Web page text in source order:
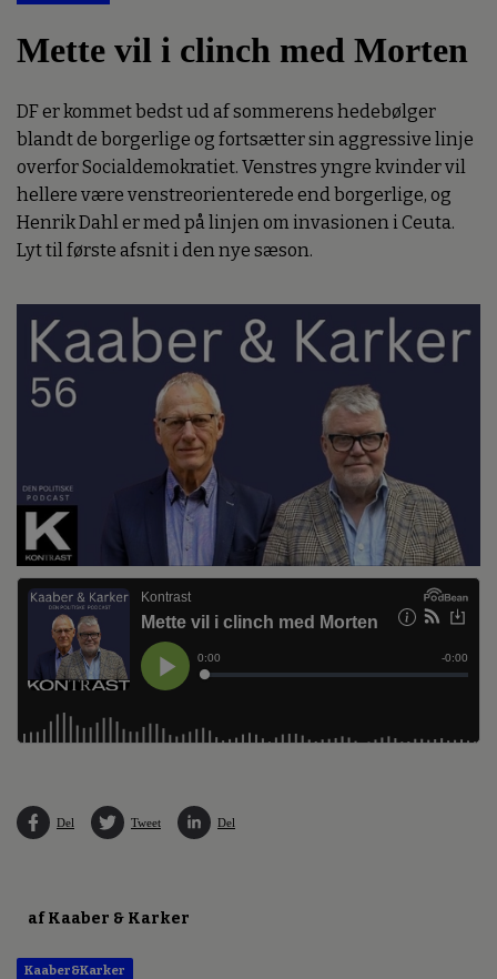
Mette vil i clinch med Morten
DF er kommet bedst ud af sommerens hedebølger
blandt de borgerlige og fortsætter sin aggressive linje
overfor Socialdemokratiet. Venstres yngre kvinder vil
hellere være venstreorienterede end borgerlige, og
Henrik Dahl er med på linjen om invasionen i Ceuta.
Lyt til første afsnit i den nye sæson.
Del Tweet Del
af Kaaber & Karker
Kaaber&Karker